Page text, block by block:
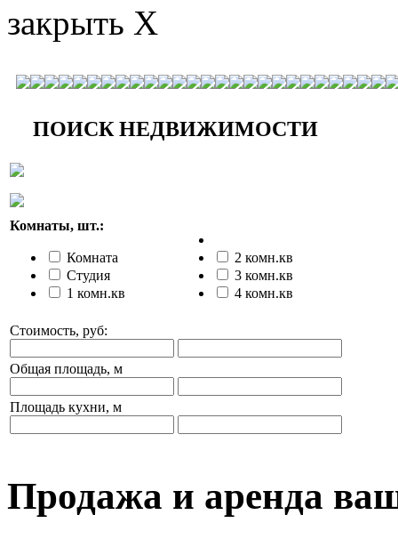
закрыть X
ПОИСК НЕДВИЖИМОСТИ
Комнаты, шт.:
Комната
Студия
1 комн.кв
2 комн.кв
3 комн.кв
4 комн.кв
Стоимость, руб:
Общая площадь, м
Площадь кухни, м
Продажа и аренда